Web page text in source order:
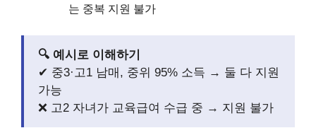
는 중복 지원 불가
🔍 예시로 이해하기
✔ 중3·고1 남매, 중위 95% 소득 → 둘 다 지원
가능
❌ 고2 자녀가 교육급여 수급 중 → 지원 불가